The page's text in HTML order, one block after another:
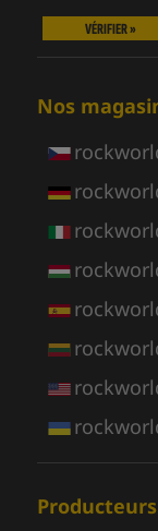
VÉRIFIER »
Nos